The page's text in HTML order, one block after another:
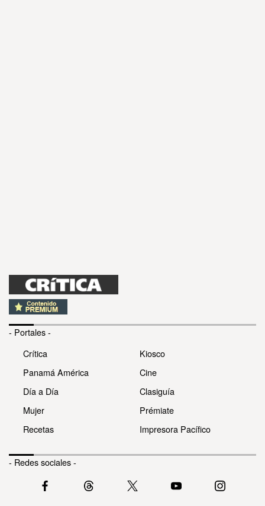
- Portales -
Crítica
Panamá América
Día a Día
Mujer
Recetas
Kiosco
Cine
Clasiguía
Prémiate
Impresora Pacífico
- Redes sociales -